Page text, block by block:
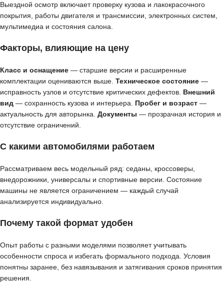
Выездной осмотр включает проверку кузова и лакокрасочного
покрытия, работы двигателя и трансмиссии, электронных систем,
мультимедиа и состояния салона.
Факторы, влияющие на цену
Класс и оснащение — старшие версии и расширенные
комплектации оцениваются выше. Техническое состояние —
исправность узлов и отсутствие критических дефектов. Внешний
вид — сохранность кузова и интерьера. Пробег и возраст —
актуальность для авторынка. Документы — прозрачная история и
отсутствие ограничений.
С какими автомобилями работаем
Рассматриваем весь модельный ряд: седаны, кроссоверы,
внедорожники, универсалы и спортивные версии. Состояние
машины не является ограничением — каждый случай
анализируется индивидуально.
Почему такой формат удобен
Опыт работы с разными моделями позволяет учитывать
особенности спроса и избегать формального подхода. Условия
понятны заранее, без навязывания и затягивания сроков принятия
решения.